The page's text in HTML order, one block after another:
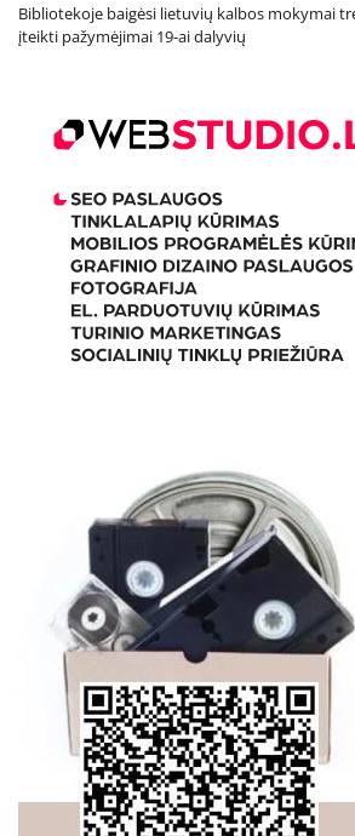
Bibliotekoje baigėsi lietuvių kalbos mokymai
įteikti pažymėjimai 19-ai dalyvių